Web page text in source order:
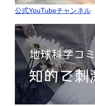
公式YouTubeチャンネル